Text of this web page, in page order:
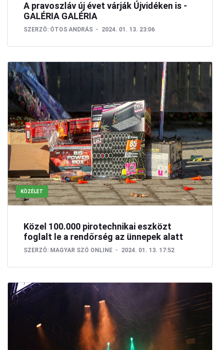
A pravoszláv új évet várják Újvidéken is -
GALÉRIA GALÉRIA
SZERZŐ: ÓTOS ANDRÁS 2024. 01. 13. 23:06
KÖZÉLET
Közel 100.000 pirotechnikai eszközt
foglalt le a rendőrség az ünnepek alatt
SZERZŐ: MAGYAR SZÓ ONLINE 2024. 01. 13. 17:52